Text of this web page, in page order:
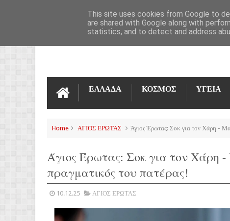
ΕΠΙΚΟΙΝΩΝΊΑ
ΕΛΛΑΔΑ ΚΟΣΜΟΣ ΥΓΕΙΑ
Home ΑΓΙΟΣ ΕΡΩΤΑΣ Άγιος Έρωτας: Σοκ για τον Χάρη -
Άγιος Έρωτας: Σοκ για τον Χάρη -
πραγματικός του πατέρας!
10.12.25 ΑΓΙΟΣ ΕΡΩΤΑΣ
This site uses cookies from Google to
are shared with Google along with
statistics, and to detect and address